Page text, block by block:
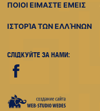
ΠΟΙΟΙ ΕΙΜΑΣΤΕ ΕΜΕΙΣ
ΙΣΤΟΡΊΑ ΤΩΝ ΕΛΛΉΝΩΝ
СЛІДКУЙТЕ ЗА НАМИ:
Web-
studio